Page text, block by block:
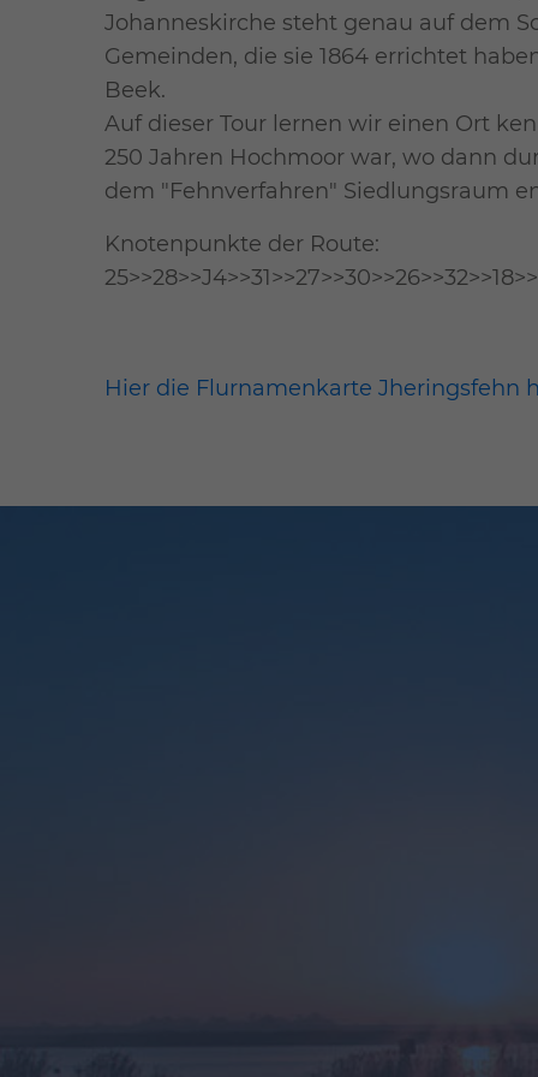
Johanneskirche steht genau auf dem
Gemeinden, die sie 1864 errichtet
Beek.
Auf dieser Tour lernen wir einen Ort
250 Jahren Hochmoor war, wo dann
dem "Fehnverfahren" Siedlungsraum
Knotenpunkte der Route:
Hier die Flurnamenkarte Jheringsfehn